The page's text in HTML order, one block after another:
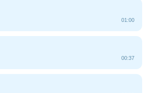
01:00
00:37